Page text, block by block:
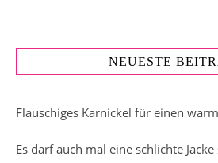
NEUESTE
Flauschiges Karnickel für einen
Es darf auch mal eine schlichte Jacke